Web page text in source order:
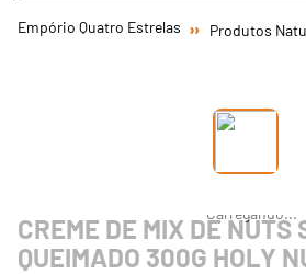
Produtos
CREME DE MIX DE NUTS
QUEIMADO 300G HOLY